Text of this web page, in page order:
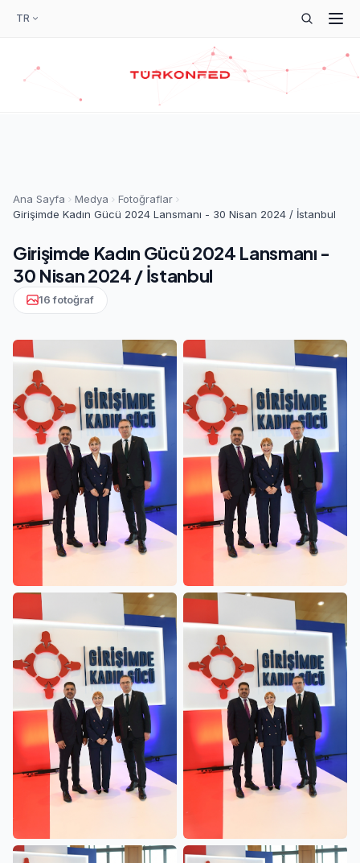
TR
Ana Sayfa Medya
Fotoğraflar
Girişimde Kadın Gücü 2024 Lansmanı - 30 Nisan 2024 / İstanbul
Girişimde Kadın Gücü 2024 Lansmanı -
30 Nisan 2024 / İstanbul
16 fotoğraf